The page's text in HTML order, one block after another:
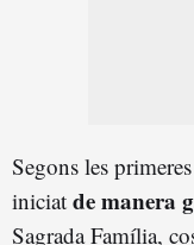
Segons les
iniciat de manera
Sagrada Família,